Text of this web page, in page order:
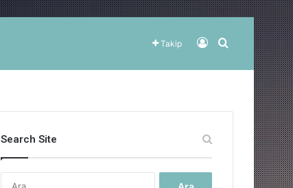
Takip Kayıt OlArama yap
Search Site